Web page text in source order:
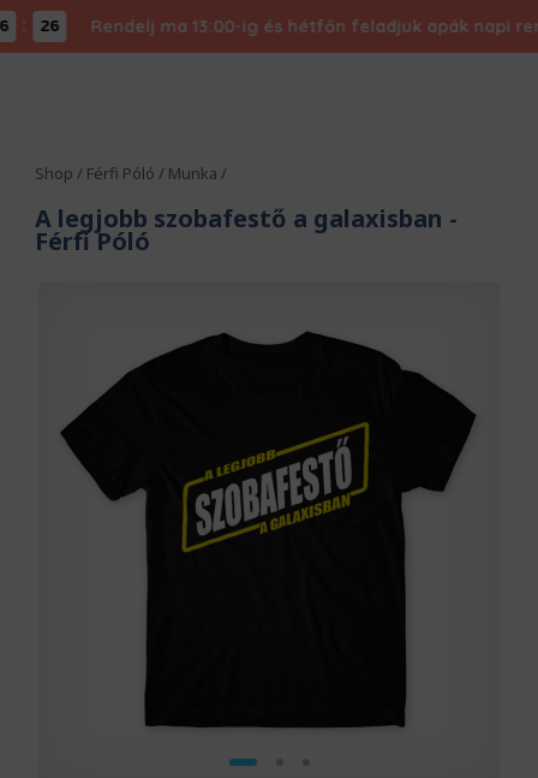
26 Rendelj ma 13:00-ig és hétfőn feladjuk apák napi
Shop / Férfi Póló / Munka /
A legjobb szobafestő a galaxisban -
Férfi Póló